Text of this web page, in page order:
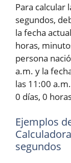
Para calcular
segundos,
la fecha
horas,
persona
a.m. y la
las 11:00
0 días, 0
Ejemplos
segundos